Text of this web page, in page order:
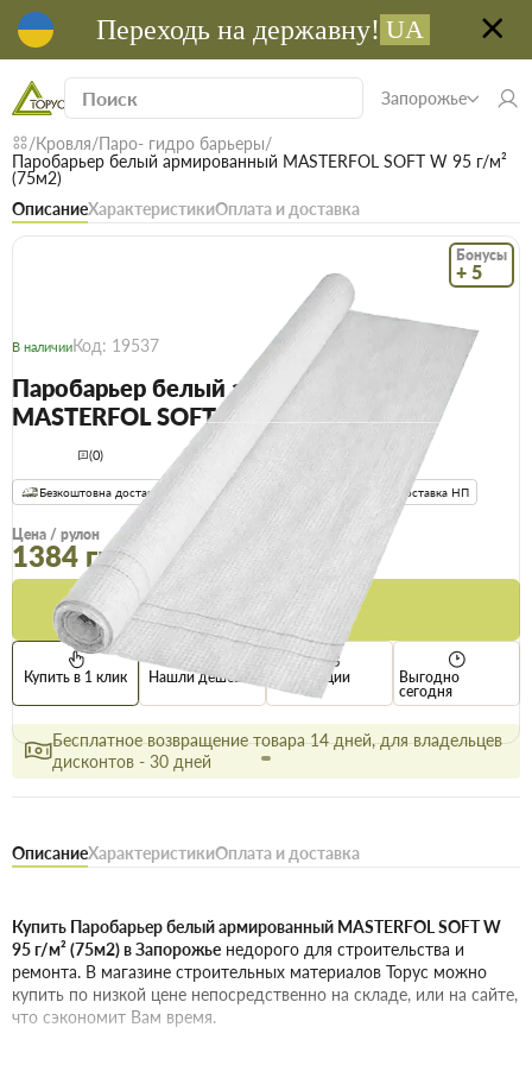
Переходь на державну! UA
Запорожье
Кровля Паро- гидро барьеры
Паробарьер белый армированный MASTERFOL SOFT W 95 г/м²
(75м2)
ОписаниеХарактеристикиОплата и доставка
Бонусы
+ 5
В наличииКод: 19537
Паробарьер белый армированный
MASTERFOL SOFT W 95 г/м² (75м2)
(0)
Безкоштовна доставка! Від 15000 грн єВідновлення Доставка НП
Цена / рулон
1384 грн
Опт
1352 грн
Купить
Купить в 1 клик Нашли дешевле Акции
Выгодно
сегодня
Бесплатное возвращение товара 14 дней, для владельцев
дисконтов - 30 дней
ОписаниеХарактеристикиОплата и доставка
Купить Паробарьер белый армированный MASTERFOL SOFT W
95 г/м² (75м2) в Запорожье недорого для строительства и
ремонта. В магазине строительных материалов Торус можно
купить по низкой цене непосредственно на складе, или на сайте,
что сэкономит Вам время.